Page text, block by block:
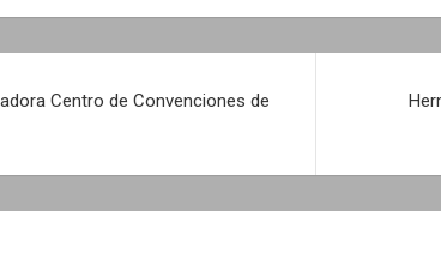
Centro de Convenciones de